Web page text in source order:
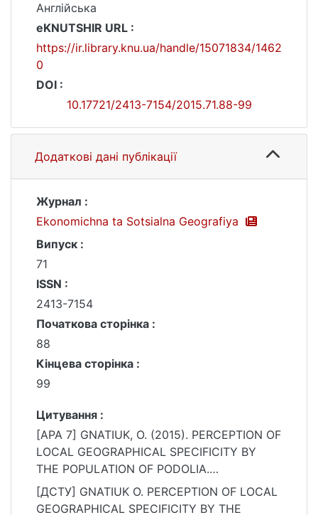
Англійська
eKNUTSHIR URL :
https://ir.library.knu.ua/handle/15071834/1462
0
DOI :
10.17721/2413-7154/2015.71.88-99
Додаткові дані публікації
Журнал :
Ekonomichna ta Sotsialna Geografiya
Випуск :
71
ISSN :
2413-7154
Початкова сторінка :
88
Кінцева сторінка :
99
Цитування :
[APA 7] GNATIUK, O. (2015). PERCEPTION OF
LOCAL GEOGRAPHICAL SPECIFICITY BY
THE POPULATION OF PODOLIA.
Ekonomichna ta Sotsialna Geografiya, (71),
88–99. https://doi.org/10.17721/2413-
[ДСТУ] GNATIUK O. PERCEPTION OF LOCAL
GEOGRAPHICAL SPECIFICITY BY THE